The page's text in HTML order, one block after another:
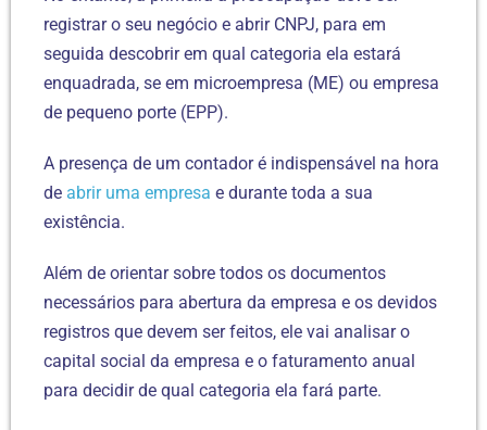
registrar o seu negócio e abrir CNPJ, para em
seguida descobrir em qual categoria ela estará
enquadrada, se em microempresa (ME) ou empresa
de pequeno porte (EPP).
A presença de um contador é indispensável na hora
de abrir uma empresa e durante toda a sua
existência.
Além de orientar sobre todos os documentos
necessários para abertura da empresa e os devidos
registros que devem ser feitos, ele vai analisar o
capital social da empresa e o faturamento anual
para decidir de qual categoria ela fará parte.